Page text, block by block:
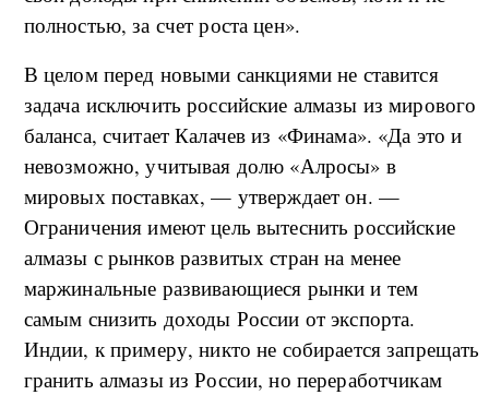
полностью, за счет роста цен».
В целом перед новыми санкциями не ставится
задача исключить российские алмазы из мирового
баланса, считает Калачев из «Финама». «Да это и
невозможно, учитывая долю «Алросы» в
мировых поставках, — утверждает он. —
Ограничения имеют цель вытеснить российские
алмазы с рынков развитых стран на менее
маржинальные развивающиеся рынки и тем
самым снизить доходы России от экспорта.
Индии, к примеру, никто не собирается запрещать
гранить алмазы из России, но переработчикам